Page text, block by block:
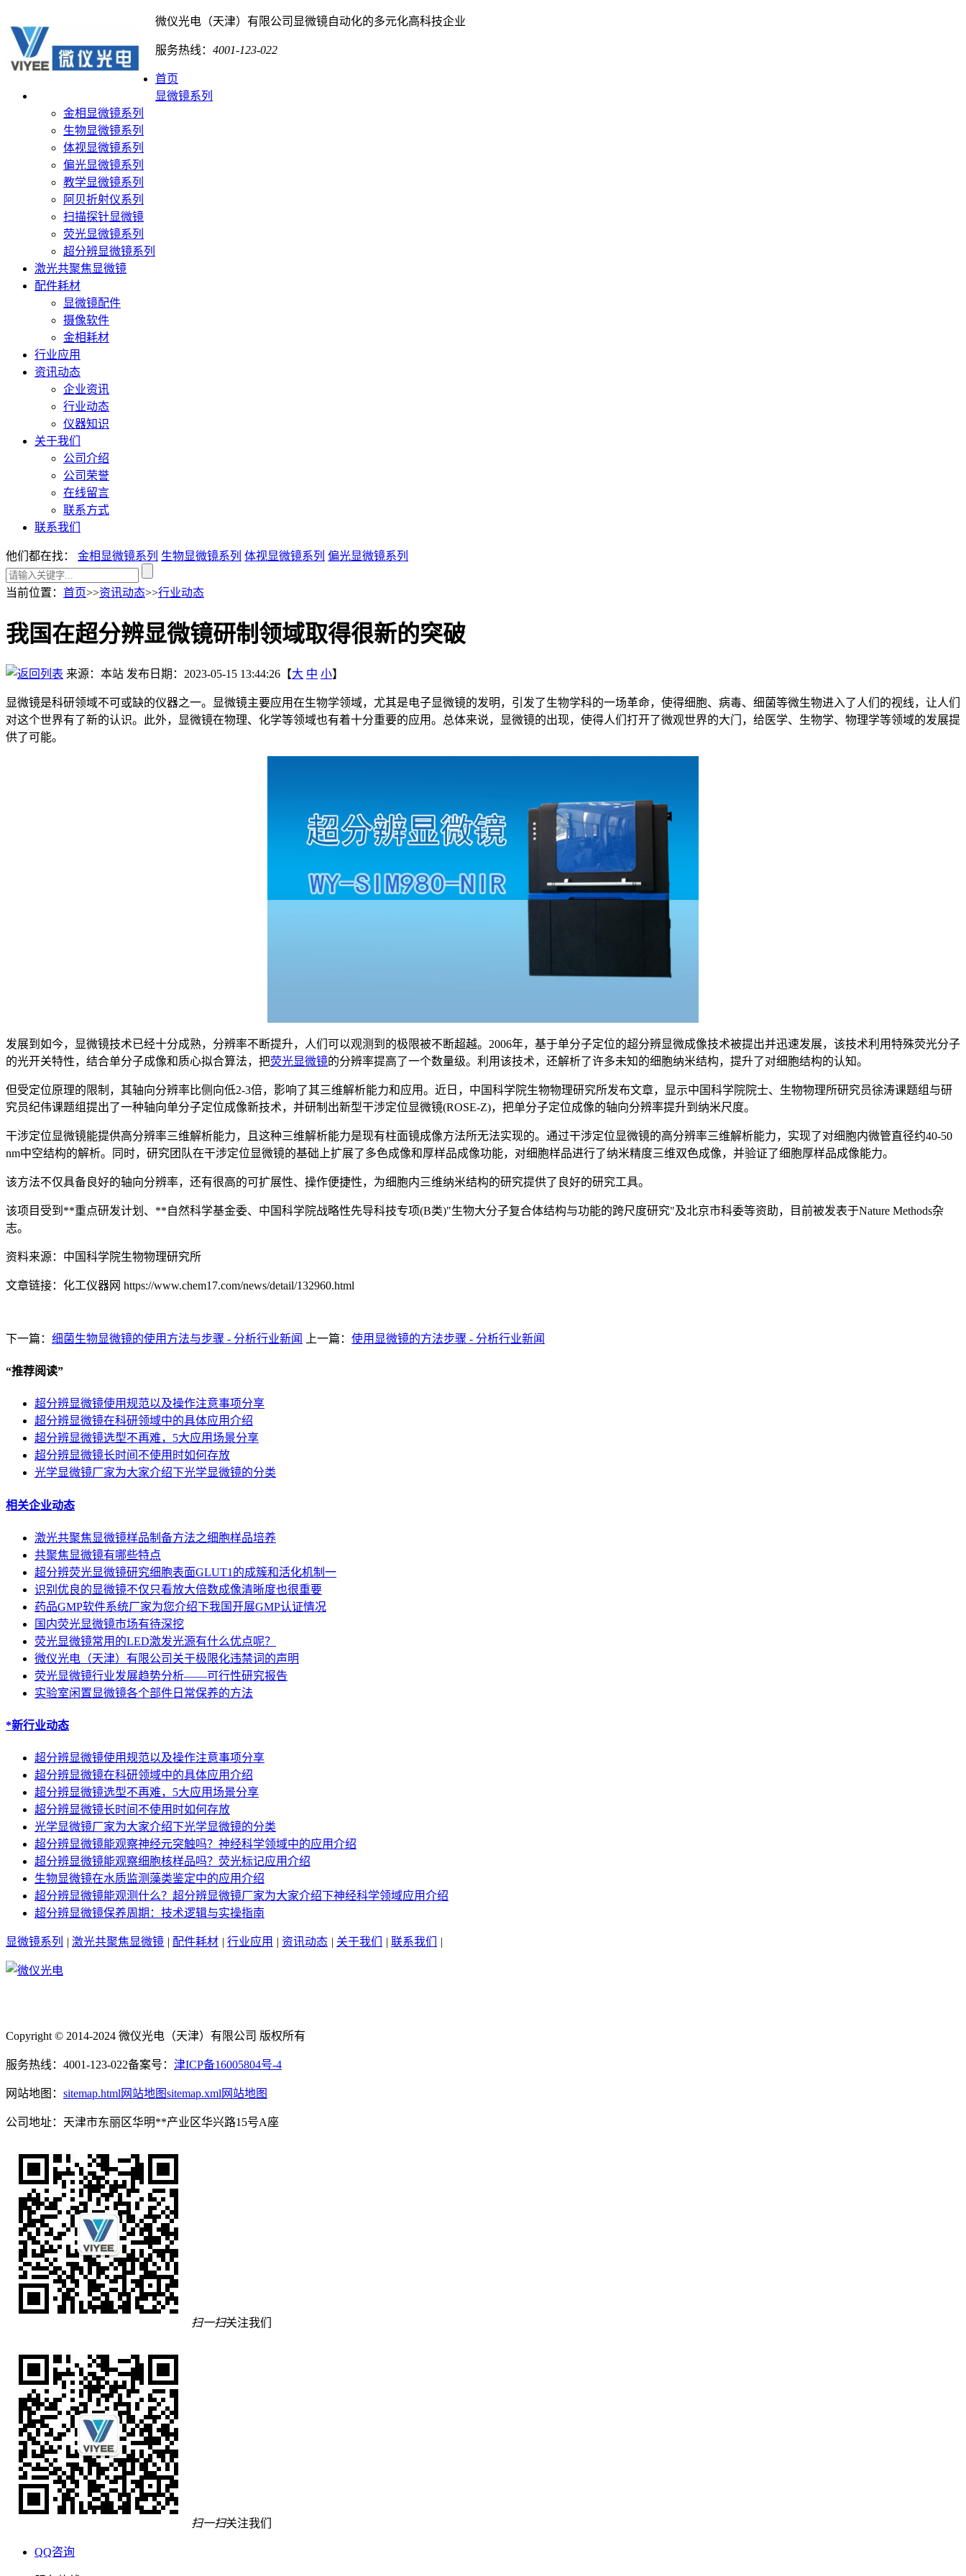
微仪光电（天津）有限公司 显微镜自动化的多元化高科技企业
服务热线： 4001-123-022
首页
显微镜系列
金相显微镜系列
生物显微镜系列
体视显微镜系列
偏光显微镜系列
教学显微镜系列
阿贝折射仪系列
扫描探针显微镜
荧光显微镜系列
超分辨显微镜系列
激光共聚焦显微镜
配件耗材
显微镜配件
摄像软件
金相耗材
行业应用
资讯动态
企业资讯
行业动态
仪器知识
关于我们
公司介绍
公司荣誉
在线留言
联系方式
联系我们
他们都在找： 金相显微镜系列 生物显微镜系列 体视显微镜系列 偏光显微镜系列
当前位置 ： 首页>>资讯动态>>行业动态
我国在超分辨显微镜研制领域取得很新的突破
来源：本站 发布日期：2023-05-15 13:44:26【大 中 小】
显微镜是科研领域不可或缺的仪器之一。显微镜主要应用在生物学领域，尤其是电子显微镜的发明，引发了生物学科的一场革命，使得细胞、病毒、细菌等微生物进入了人们的视线，让人们
对这个世界有了新的认识。此外，显微镜在物理、化学等领域也有着十分重要的应用。总体来说，显微镜的出现，使得人们打开了微观世界的大门，给医学、生物学、物理学等领域的发展提
供了可能。
发展到如今，显微镜技术已经十分成熟，分辨率不断提升，人们可以观测到的极限被不断超越。 2006年，基于单分子定位的超分辨显微成像技术被提出并迅速发展，该技术利用特殊荧光分子
的光开关特性，结合单分子成像和质心拟合算法，把荧光显微镜的分辨率提高了一个数量级。利用该技术，还解析了许多未知的细胞纳米结构，提升了对细胞结构的认知。
但受定位原理的限制，其轴向分辨率比侧向低2-3倍，影响了其三维解析能力和应用。近日，中国科学院生物物理研究所发布文章，显示中国科学院院士、生物物理所研究员徐涛课题组与研
究员纪伟课题组提出了一种轴向单分子定位成像新技术，并研制出新型干涉定位显微镜(ROSE-Z)，把单分子定位成像的轴向分辨率提升到纳米尺度。
干涉定位显微镜能提供高分辨率三维解析能力，且这种三维解析能力是现有柱面镜成像方法所无法实现的。通过干涉定位显微镜的高分辨率三维解析能力，实现了对细胞内微管直径约40-50
nm中空结构的解析。同时，研究团队在干涉定位显微镜的基础上扩展了多色成像和厚样品成像功能，对细胞样品进行了纳米精度三维双色成像，并验证了细胞厚样品成像能力。
该方法不仅具备良好的轴向分辨率，还有很高的可扩展性、操作便捷性，为细胞内三维纳米结构的研究提供了良好的研究工具。
该项目受到**重点研发计划、**自然科学基金委、中国科学院战略性先导科技专项(B类)"生物大分子复合体结构与功能的跨尺度研究"及北京市科委等资助，目前被发表于Nature Methods杂
志。
资料来源：中国科学院生物物理研究所
文章链接：化工仪器网 https://www.chem17.com/news/detail/132960.html
下一篇： 细菌生物显微镜的使用方法与步骤 - 分析行业新闻 上一篇： 使用显微镜的方法步骤 - 分析行业新闻
“推荐阅读”
超分辨显微镜使用规范以及操作注意事项分享
超分辨显微镜在科研领域中的具体应用介绍
超分辨显微镜选型不再难，5大应用场景分享
超分辨显微镜长时间不使用时如何存放
光学显微镜厂家为大家介绍下光学显微镜的分类
相关企业动态
激光共聚焦显微镜样品制备方法之细胞样品培养
共聚焦显微镜有哪些特点
超分辨荧光显微镜研究细胞表面GLUT1的成簇和活化机制一
识别优良的显微镜不仅只看放大倍数成像清晰度也很重要
药品GMP软件系统厂家为您介绍下我国开展GMP认证情况
国内荧光显微镜市场有待深挖
荧光显微镜常用的LED激发光源有什么优点呢？
微仪光电（天津）有限公司关于极限化违禁词的声明
荧光显微镜行业发展趋势分析——可行性研究报告
实验室闲置显微镜各个部件日常保养的方法
*新行业动态
超分辨显微镜使用规范以及操作注意事项分享
超分辨显微镜在科研领域中的具体应用介绍
超分辨显微镜选型不再难，5大应用场景分享
超分辨显微镜长时间不使用时如何存放
光学显微镜厂家为大家介绍下光学显微镜的分类
超分辨显微镜能观察神经元突触吗？神经科学领域中的应用介绍
超分辨显微镜能观察细胞核样品吗？荧光标记应用介绍
生物显微镜在水质监测藻类鉴定中的应用介绍
超分辨显微镜能观测什么？超分辨显微镜厂家为大家介绍下神经科学领域应用介绍
超分辨显微镜保养周期：技术逻辑与实操指南
显微镜系列 激光共聚焦显微镜 配件耗材 行业应用 资讯动态 关于我们 联系我们
Copyright © 2014-2024 微仪光电（天津）有限公司 版权所有
服务热线：4001-123-022备案号： 津ICP备16005804号-4
网站地图： sitemap.html网站地图sitemap.xml网站地图
公司地址：天津市东丽区华明**产业区华兴路15号A座
扫一扫关注我们
扫一扫关注我们
QQ咨询